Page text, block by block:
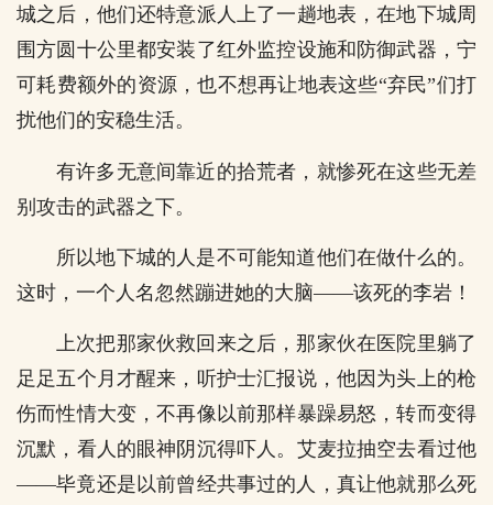
城之后，他们还特意派人上了一趟地表，在地下城周
围方圆十公里都安装了红外监控设施和防御武器，宁
可耗费额外的资源，也不想再让地表这些“弃民”们打
扰他们的安稳生活。
有许多无意间靠近的拾荒者，就惨死在这些无差
别攻击的武器之下。
所以地下城的人是不可能知道他们在做什么的。
这时，一个人名忽然蹦进她的大脑——该死的李岩！
上次把那家伙救回来之后，那家伙在医院里躺了
足足五个月才醒来，听护士汇报说，他因为头上的枪
伤而性情大变，不再像以前那样暴躁易怒，转而变得
沉默，看人的眼神阴沉得吓人。艾麦拉抽空去看过他
——毕竟还是以前曾经共事过的人，真让他就那么死